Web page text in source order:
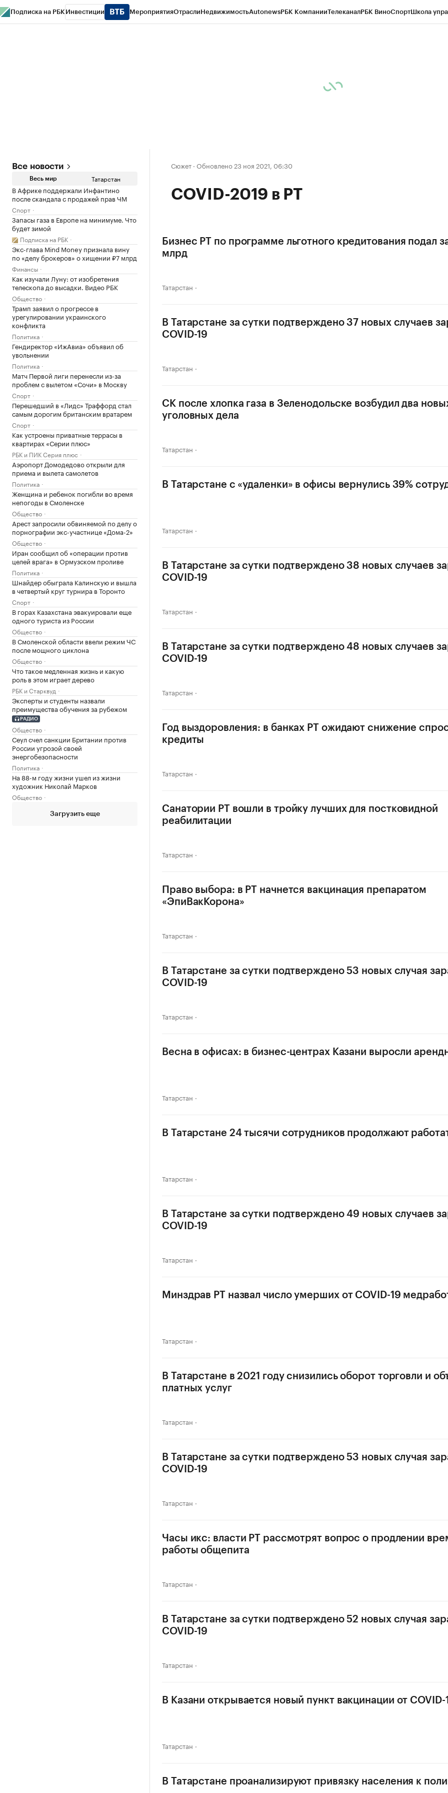
Подписка на РБК Инвестиции МероприятияОтраслиНедвижимостьAutonewsРБК КомпанииТелеканалРБК ВиноСпортШкола
Все новости
Весь мир Татарстан
В Африке поддержали Инфантино
после скандала с продажей прав ЧМ
Спорт
Запасы газа в Европе на минимуме. Что
будет зимой
Подписка на РБК
Экс-глава Mind Money признала вину
по «делу брокеров» о хищении ₽7 млрд
Финансы
Как изучали Луну: от изобретения
телескопа до высадки. Видео РБК
Общество
Трамп заявил о прогрессе в
урегулировании украинского
конфликта
Политика
Гендиректор «ИжАвиа» объявил об
увольнении
Политика
Матч Первой лиги перенесли из-за
проблем с вылетом «Сочи» в Москву
Спорт
Перешедший в «Лидс» Траффорд стал
самым дорогим британским вратарем
Спорт
Как устроены приватные террасы в
квартирах «Серии плюс»
РБК и ПИК Серия плюс
Аэропорт Домодедово открыли для
приема и вылета самолетов
Политика
Женщина и ребенок погибли во время
непогоды в Смоленске
Общество
Арест запросили обвиняемой по делу о
порнографии экс-участнице «Дома-2»
Общество
Иран сообщил об «операции против
целей врага» в Ормузском проливе
Политика
Шнайдер обыграла Калинскую и вышла
в четвертый круг турнира в Торонто
Спорт
В горах Казахстана эвакуировали еще
одного туриста из России
Общество
В Смоленской области ввели режим ЧС
после мощного циклона
Общество
Что такое медленная жизнь и какую
роль в этом играет дерево
РБК и Старквуд
Эксперты и студенты назвали
преимущества обучения за рубежом
РАДИО
Общество
Сеул счел санкции Британии против
России угрозой своей
энергобезопасности
Политика
На 88-м году жизни ушел из жизни
художник Николай Марков
Общество
Загрузить еще
Сюжет · Обновлено 23 ноя 2021, 06:30
COVID-2019 в РТ
Бизнес РТ по программе льготного кредитования подал
млрд
Татарстан
В Татарстане за сутки подтверждено 37 новых случаев
COVID-19
Татарстан
СК после хлопка газа в Зеленодольске возбудил два
уголовных дела
Татарстан
В Татарстане с «удаленки» в офисы вернулись 39%
Татарстан
В Татарстане за сутки подтверждено 38 новых случаев
COVID-19
Татарстан
В Татарстане за сутки подтверждено 48 новых случаев
COVID-19
Татарстан
Год выздоровления: в банках РТ ожидают снижение
кредиты
Татарстан
Санатории РТ вошли в тройку лучших для постковидной
реабилитации
Татарстан
Право выбора: в РТ начнется вакцинация препаратом
«ЭпиВакКорона»
Татарстан
В Татарстане за сутки подтверждено 53 новых случая
COVID-19
Татарстан
Весна в офисах: в бизнес-центрах Казани выросли
Татарстан
В Татарстане 24 тысячи сотрудников продолжают
Татарстан
В Татарстане за сутки подтверждено 49 новых случаев
COVID-19
Татарстан
Минздрав РТ назвал число умерших от COVID-19
Татарстан
В Татарстане в 2021 году снизились оборот торговли и
платных услуг
Татарстан
В Татарстане за сутки подтверждено 53 новых случая
COVID-19
Татарстан
Часы икс: власти РТ рассмотрят вопрос о продлении
работы общепита
Татарстан
В Татарстане за сутки подтверждено 52 новых случая
COVID-19
Татарстан
В Казани открывается новый пункт вакцинации от COVID-
Татарстан
В Татарстане проанализируют привязку населения к